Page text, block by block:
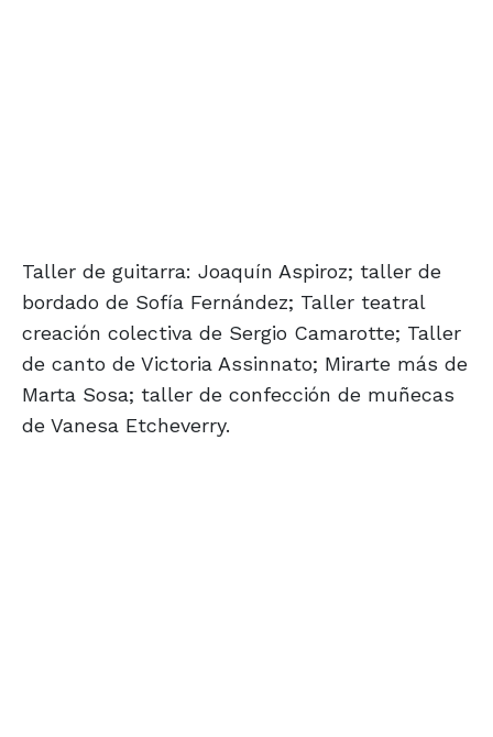
Taller de guitarra: Joaquín Aspiroz; taller de
bordado de Sofía Fernández; Taller teatral
creación colectiva de Sergio Camarotte; Taller
de canto de Victoria Assinnato; Mirarte más de
Marta Sosa; taller de confección de muñecas
de Vanesa Etcheverry.